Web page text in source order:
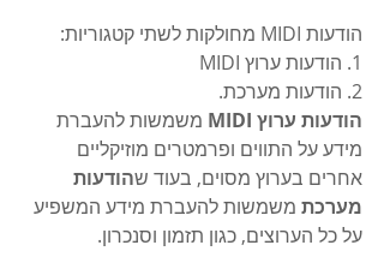
הודעות MIDI מחולקות לשתי קטגוריות:
1. הודעות ערוץ MIDI
2. הודעות מערכת.
הודעות ערוץ MIDI
משמשות להעברת
מידע על התווים ופרמטרים מוזיקליים
אחרים בערוץ מסוים, בעוד שהודעות
מערכת משמשות להעברת מידע המשפיע
על כל הערוצים, כגון תזמון וסנכרון.